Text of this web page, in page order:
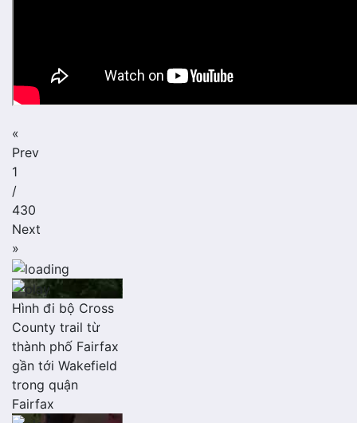
«
Prev
1
/
430
Next
»
Hình đi bộ Cross
County trail từ
thành phố Fairfax
gần tới Wakefield
trong quận
Fairfax